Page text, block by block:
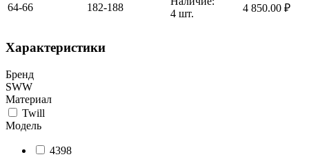
64-66 182-188
4 шт.
4 850.00 ₽
Характеристики
Бренд
SWW
Материал
Twill
Модель
4398